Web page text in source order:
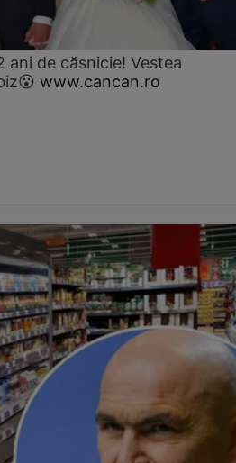
ani de căsnicie! Vestea
www.cancan.ro